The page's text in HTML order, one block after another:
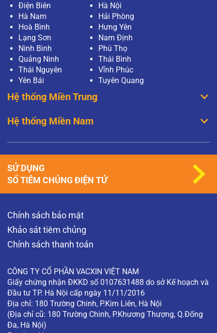
Điện Biên
Hà Nội
Hà Nam
Hải Phòng
Hoà Bình
Hưng Yên
Lạng Sơn
Nam Định
Ninh Bình
Phú Thọ
Quảng Ninh
Thái Bình
Thái Nguyên
Vĩnh Phúc
Yên Bái
Tuyên Quang
Hệ thống Miền Trung
Hệ thống Miền Nam
Chính sách bảo mật
Khảo sát tiêm chủng
Chính sách thanh toán
CÔNG TY CỔ PHẦN VACXIN VIỆT NAM
Giấy chứng nhận ĐKKD số 0107631488 do sở Kế hoạch và
Đầu tư TP. Hà Nội cấp ngày 11/11/2016
Địa chỉ: 180 Trường Chinh, P.Kim Liên, Hà Nội
(Địa chỉ cũ: 180 Trường Chinh, P.Khương Thượng, Q.Đống
Đa, Hà Nội)
SỬ DỤNG
SỔ TIÊM CHỦNG ĐIỆN TỬ